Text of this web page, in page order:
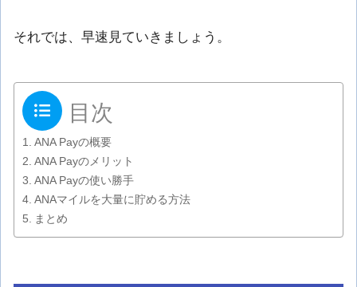
それでは、早速見ていきましょう。
目次
ANA Payの概要
ANA Payのメリット
ANA Payの使い勝手
ANAマイルを大量に貯める方法
まとめ